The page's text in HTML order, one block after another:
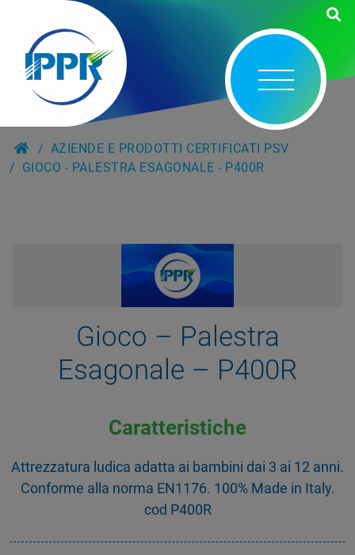
AZIENDE E PRODOTTI CERTIFICATI PSV
GIOCO - PALESTRA ESAGONALE - P400R
Gioco – Palestra
Esagonale – P400R
Caratteristiche
Attrezzatura ludica adatta ai bambini dai 3 ai 12 anni.
Conforme alla norma EN1176. 100% Made in Italy.
cod P400R